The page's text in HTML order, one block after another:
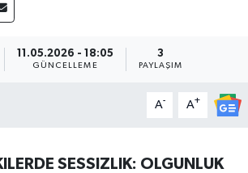
11.05.2026 - 18:05
GÜNCELLEME
3
PAYLAŞIM
A- A+
SESSIZLIK: OLGUNLUK